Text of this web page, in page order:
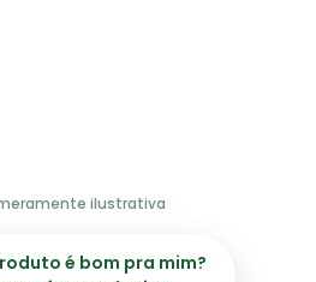
ilustrativa
é bom pra mim?